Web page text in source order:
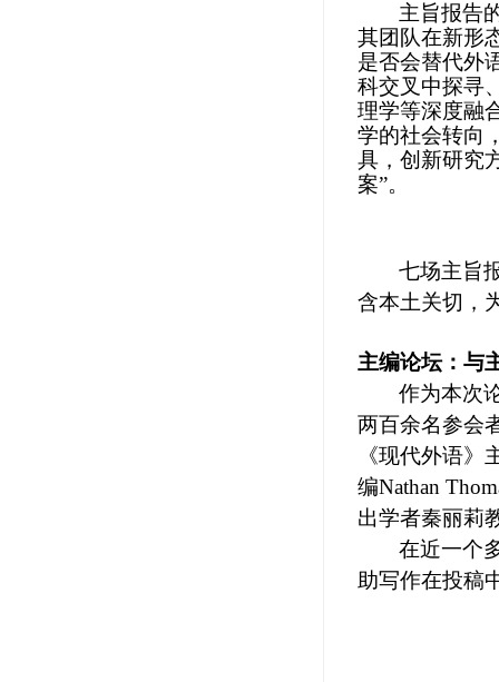
主旨报告
其团队在新形
是否会替代外
科交叉中探寻
理学等深度融
学的社会转向
具，创新研究
案”。
七场主旨
含本土关切，
主编论坛：与
作为本次
两百余名参会
《现代外语》
编Nathan
出学者秦丽莉
在近一个
助写作在投稿